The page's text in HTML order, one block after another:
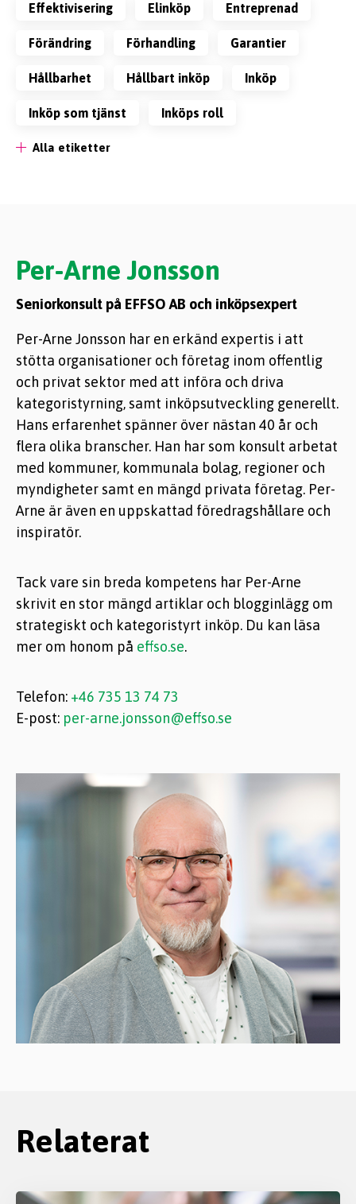
effektivisering Elinköp Entreprenad
förändring förhandling garantier
Hållbarhet Hållbart inköp inköp
inköp som tjänst inköps roll
Alla etiketter
Per-Arne Jonsson
Seniorkonsult på EFFSO AB och inköpsexpert
Per-Arne Jonsson har en erkänd expertis i att
stötta organisationer och företag inom offentlig
och privat sektor med att införa och driva
kategoristyrning, samt inköpsutveckling generellt.
Hans erfarenhet spänner över nästan 40 år och
flera olika branscher. Han har som konsult arbetat
med kommuner, kommunala bolag, regioner och
myndigheter samt en mängd privata företag. Per-
Arne är även en uppskattad föredragshållare och
inspiratör.
Tack vare sin breda kompetens har Per-Arne
skrivit en stor mängd artiklar och blogginlägg om
strategiskt och kategoristyrt inköp. Du kan läsa
mer om honom på effso.se.
Telefon: +46 735 13 74 73
E-post: per-arne.jonsson@effso.se
Relaterat